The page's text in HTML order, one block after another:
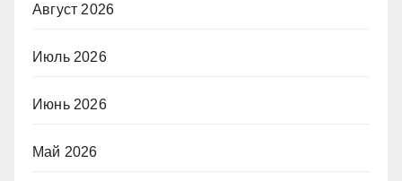
Август 2026
Июль 2026
Июнь 2026
Май 2026